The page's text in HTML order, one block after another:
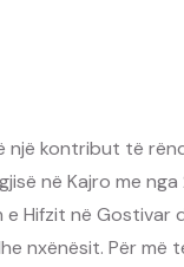
një kontribut të
në Kajro me
e Hifzit në
nxënësit. Për më